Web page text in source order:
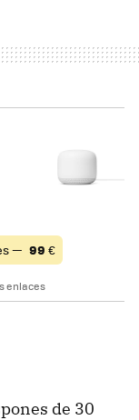
— 99 €
enlaces
de 30